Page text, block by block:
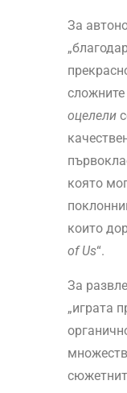
За
сложните
оцелели
която
които
of Us“.
За
„играта